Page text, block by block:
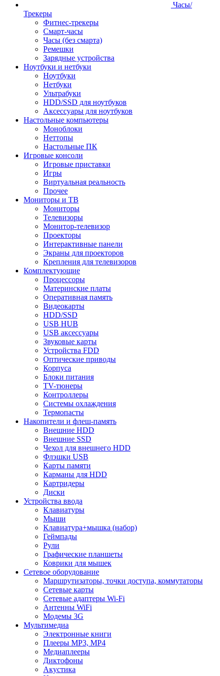
Часы/
Трекеры
Фитнес-трекеры
Смарт-часы
Часы (без смарта)
Ремешки
Зарядные устройства
Ноутбуки и нетбуки
Ноутбуки
Нетбуки
Ультрабуки
HDD/SSD для ноутбуков
Аксессуары для ноутбуков
Настольные компьютеры
Моноблоки
Неттопы
Настольные ПК
Игровые консоли
Игровые приставки
Игры
Виртуальная реальность
Прочее
Мониторы и ТВ
Мониторы
Телевизоры
Монитор-телевизор
Проекторы
Интерактивные панели
Экраны для проекторов
Крепления для телевизоров
Комплектующие
Процессоры
Материнские платы
Оперативная память
Видеокарты
HDD/SSD
USB HUB
USB аксессуары
Звуковые карты
Устройства FDD
Оптические приводы
Корпуса
Блоки питания
TV-тюнеры
Контроллеры
Системы охлаждения
Термопасты
Накопители и флеш-память
Внешние HDD
Внешние SSD
Чехол для внешнего HDD
Флэшки USB
Карты памяти
Карманы для HDD
Картридеры
Диски
Устройства ввода
Клавиатуры
Мыши
Клавиатура+мышка (набор)
Геймпады
Рули
Графические планшеты
Коврики для мышек
Сетевое оборудование
Маршрутизаторы, точки доступа, коммутаторы
Сетевые карты
Сетевые адаптеры Wi-Fi
Антенны WiFi
Модемы 3G
Мультимедиа
Электронные книги
Плееры MP3, MP4
Медиаплееры
Диктофоны
Акустика